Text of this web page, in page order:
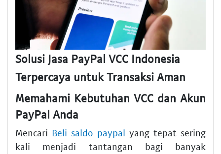
Solusi Jasa PayPal VCC Indonesia
Terpercaya untuk Transaksi Aman
Memahami Kebutuhan VCC dan Akun
PayPal Anda
Mencari Beli saldo paypal yang tepat sering
kali menjadi tantangan bagi banyak